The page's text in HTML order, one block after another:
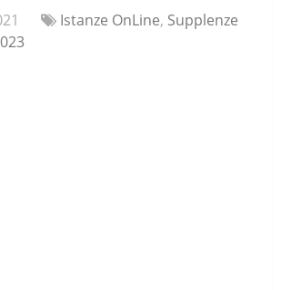
Istanze OnLine, Supplenze